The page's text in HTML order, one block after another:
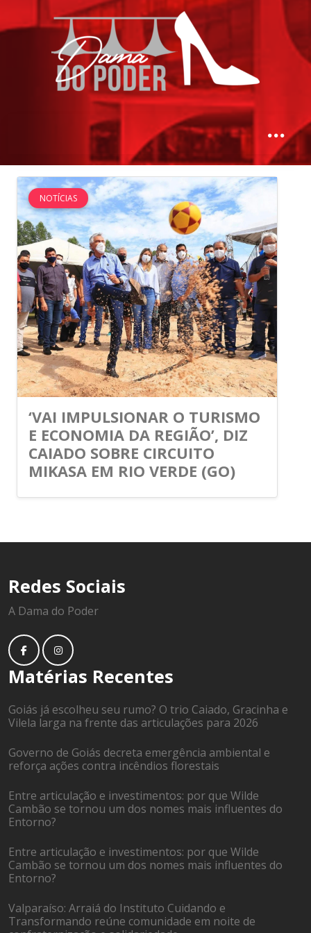
NOTÍCIAS
‘VAI IMPULSIONAR O TURISMO
E ECONOMIA DA REGIÃO’, DIZ
CAIADO SOBRE CIRCUITO
MIKASA EM RIO VERDE (GO)
Redes Sociais
A Dama do Poder
Matérias Recentes
Goiás já escolheu seu rumo? O trio Caiado, Gracinha e
Vilela larga na frente das articulações para 2026
Governo de Goiás decreta emergência ambiental e
reforça ações contra incêndios florestais
Entre articulação e investimentos: por que Wilde
Cambão se tornou um dos nomes mais influentes do
Entorno?
Entre articulação e investimentos: por que Wilde
Cambão se tornou um dos nomes mais influentes do
Entorno?
Valparaíso: Arraiá do Instituto Cuidando e
Transformando reúne comunidade em noite de